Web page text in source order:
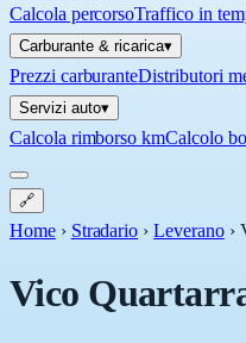
Calcola percorsoTraffico in
Carburante & ricarica▾
Prezzi carburanteDistributori
Servizi auto▾
Calcola rimborso kmCalcolo
🔗
Home › Stradario › Leverano ›
Vico